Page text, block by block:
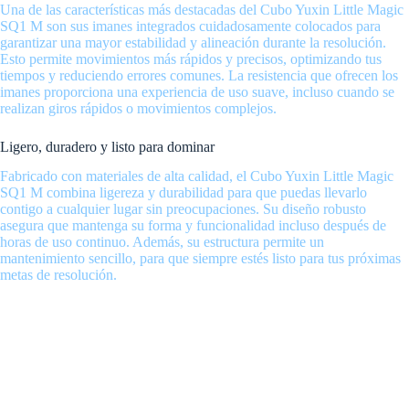
Una de las características más destacadas del Cubo Yuxin Little Magic
SQ1 M son sus imanes integrados cuidadosamente colocados para
garantizar una mayor estabilidad y alineación durante la resolución.
Esto permite movimientos más rápidos y precisos, optimizando tus
tiempos y reduciendo errores comunes. La resistencia que ofrecen los
imanes proporciona una experiencia de uso suave, incluso cuando se
realizan giros rápidos o movimientos complejos.
Ligero, duradero y listo para dominar
Fabricado con materiales de alta calidad, el Cubo Yuxin Little Magic
SQ1 M combina ligereza y durabilidad para que puedas llevarlo
contigo a cualquier lugar sin preocupaciones. Su diseño robusto
asegura que mantenga su forma y funcionalidad incluso después de
horas de uso continuo. Además, su estructura permite un
mantenimiento sencillo, para que siempre estés listo para tus próximas
metas de resolución.